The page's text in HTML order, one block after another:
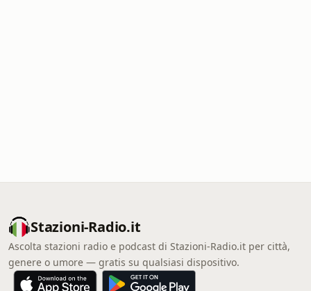
Stazioni-Radio.it
Ascolta stazioni radio e podcast di Stazioni-Radio.it per città,
genere o umore — gratis su qualsiasi dispositivo.